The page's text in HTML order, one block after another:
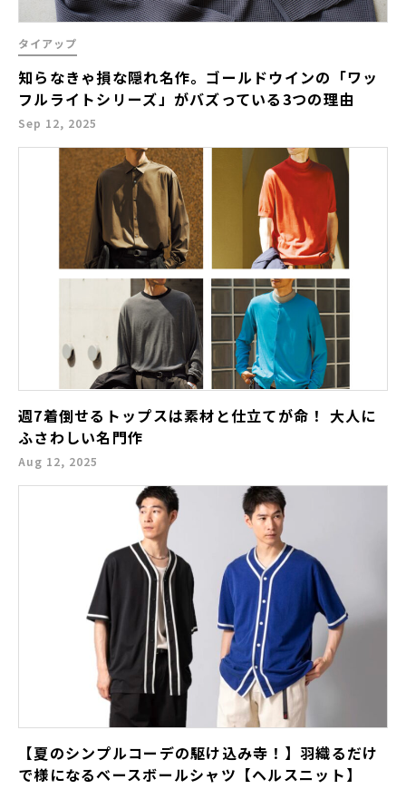
タイアップ
知らなきゃ損な隠れ名作。ゴールドウインの「ワッ
フルライトシリーズ」がバズっている3つの理由
Sep 12, 2025
週7着倒せるトップスは素材と仕立てが命！ 大人に
ふさわしい名門作
Aug 12, 2025
【夏のシンプルコーデの駆け込み寺！】羽織るだけ
で様になるベースボールシャツ【ヘルスニット】